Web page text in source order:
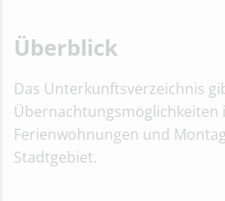
Überblick
Das Unterkunftsverzeichnis
Übernachtungsmöglichkeiten
Ferienwohnungen und
Stadtgebiet.